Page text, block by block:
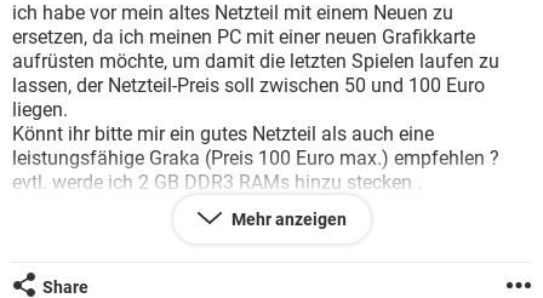
WHATSAPP TIKTOK
FACEBOOK HARDWARE
WINDOWS 10 INSTAGRAM
WHATSAPP TIKTOK
FACEBOOK
ich habe vor mein altes Netzteil mit einem Neuen zu
ersetzen, da ich meinen PC mit einer neuen Grafikkarte
aufrüsten möchte, um damit die letzten Spielen laufen zu
lassen, der Netzteil-Preis soll zwischen 50 und 100 Euro
liegen.
Könnt ihr bitte mir ein gutes Netzteil als auch eine
leistungsfähige Graka (Preis 100 Euro max.) empfehlen ?
evtl. werde ich 2 GB DDR3 RAMs hinzu stecken .
Das alte Netzteil ist ein Vostro 230
Aktuelle Grafikkarte : GeForce 9400 GT
Mehr anzeigen
Share